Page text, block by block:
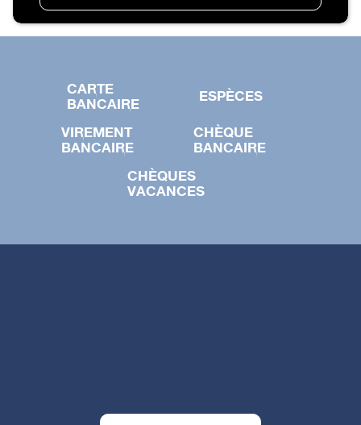
CARTE
BANCAIRE
ESPÈCES
VIREMENT
BANCAIRE
CHÈQUE
BANCAIRE
CHÈQUES
VACANCES